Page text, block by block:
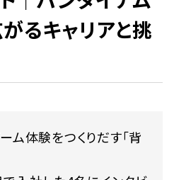
取材依頼
るキャリアと挑
ム体験をつくりだす「背